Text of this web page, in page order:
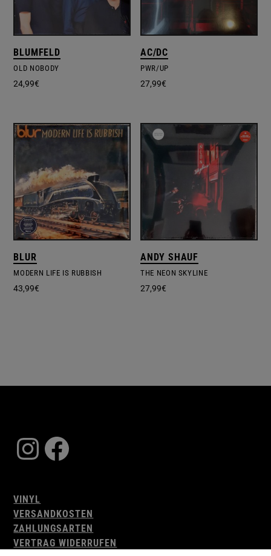
BLUMFELD
OLD NOBODY
24,99€
AC/DC
PWR/UP
27,99€
BLUR
MODERN LIFE IS RUBBISH
43,99€
ANDY SHAUF
THE NEON SKYLINE
27,99€
Instagram
Facebook
VINYL
VERSANDKOSTEN
ZAHLUNGSARTEN
VERTRAG WIDERRUFEN